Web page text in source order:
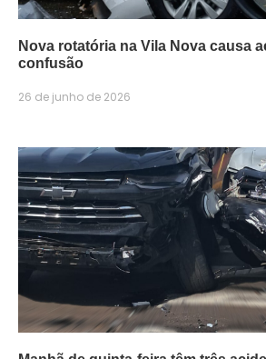
Nova rotatória na Vila Nova causa
confusão
26 de junho de 2026